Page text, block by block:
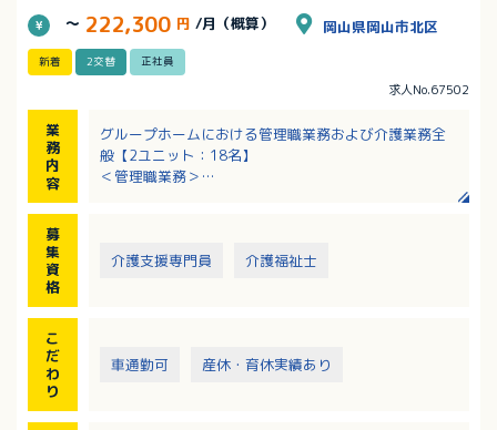
～ 222,300 円 /月（概算） 岡山県岡山市北区
新着 2交替 正社員
求人No.67502
業
務
内
容
グループホームにおける管理職業務および介護業務全
般【2ユニット：18名】
＜管理職業務＞
・ご家族、病院関係との対応（入居時の契約等）、面
募
集
資
格
介護支援専門員 介護福祉士
こ
だ
わ
り
車通勤可 産休・育休実績あり